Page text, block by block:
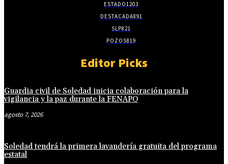
ESTADO1203
DESTACADA891
SLP821
POZOS819
Editor Picks
Guardia civil de Soledad inicia colaboración para la
vigilancia y la paz durante la FENAPO
agosto 7, 2026
Soledad tendrá la primera lavandería gratuita del programa
estatal